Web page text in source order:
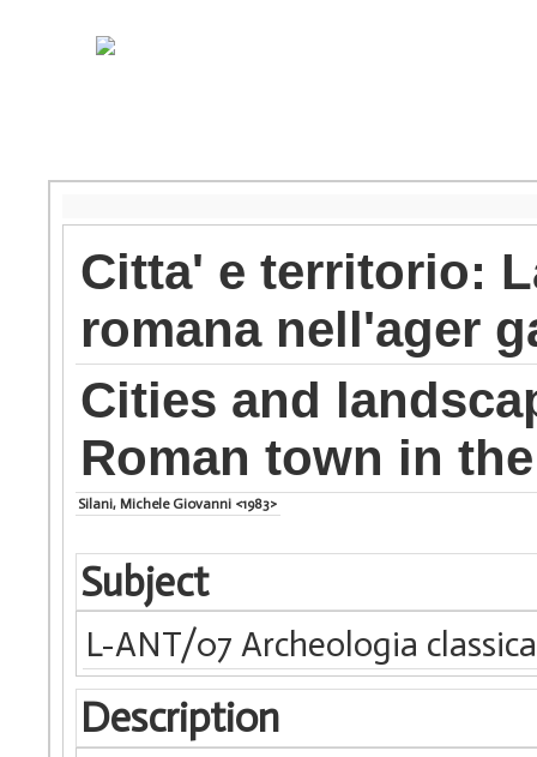
Citta' e territorio:
romana nell'ager
Cities and
Roman town in
Silani, Michele Giovanni <1983>
Subject
L-ANT/07 Archeologia classica
Description